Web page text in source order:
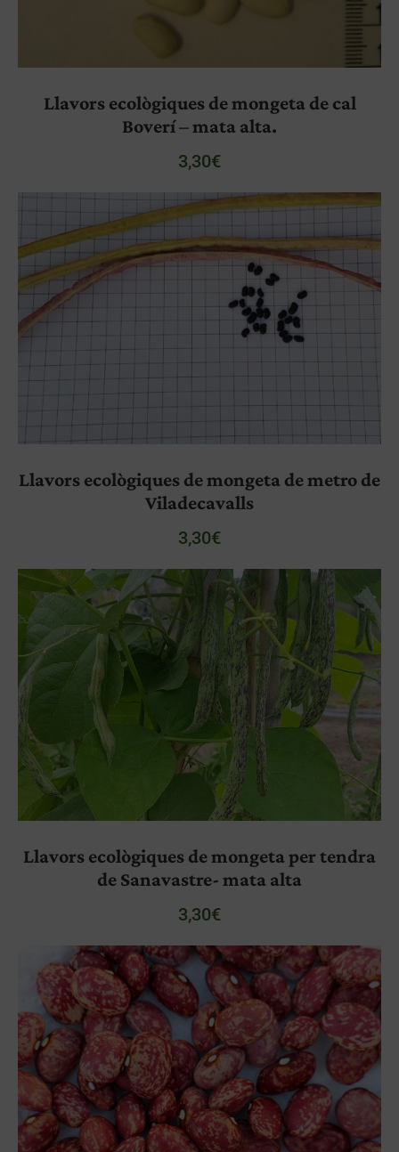
Llavors ecològiques de mongeta de cal
Boverí – mata alta.
3,30€
Llavors ecològiques de mongeta de metro de
Viladecavalls
3,30€
Llavors ecològiques de mongeta per tendra
de Sanavastre- mata alta
3,30€